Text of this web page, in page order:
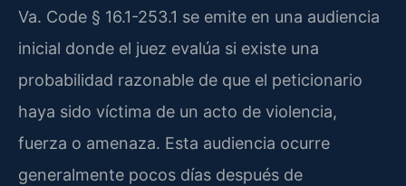
Va. Code § 16.1-253.1 se emite en una audiencia
inicial donde el juez evalúa si existe una
probabilidad razonable de que el peticionario
haya sido víctima de un acto de violencia,
fuerza o amenaza. Esta audiencia ocurre
generalmente pocos días después de